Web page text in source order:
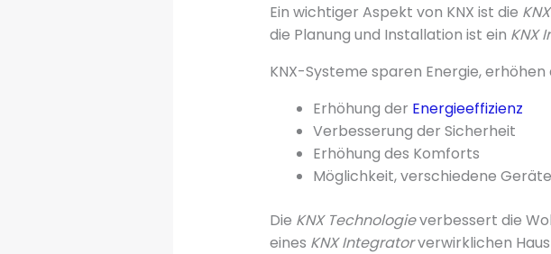
Ein wichtiger Aspekt von KNX ist die
die Planung und Installation ist ein KNX
KNX-Systeme sparen Energie, erhöhen
Erhöhung der Energieeffizienz
Verbesserung der Sicherheit
Erhöhung des Komforts
Möglichkeit, verschiedene
Die KNX Technologieverbessert die
eines KNX Integratorverwirklichen